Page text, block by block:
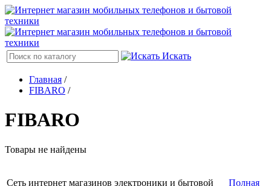
Искать
Главная /
FIBARO /
FIBARO
Товары не найдены
Сеть интернет магазинов электроники и бытовой
Полная